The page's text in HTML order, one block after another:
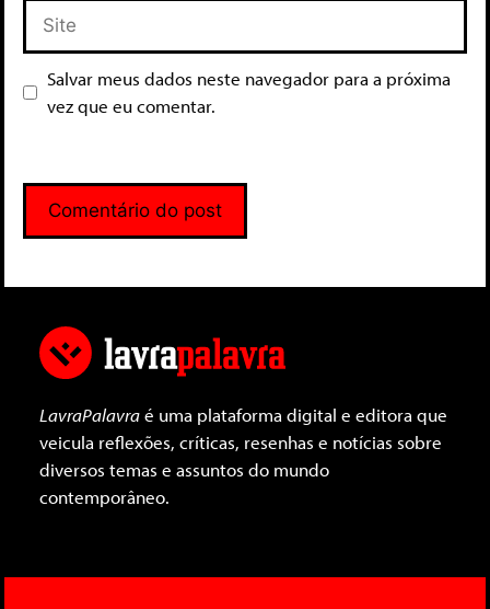
Salvar meus dados neste navegador para a próxima
vez que eu comentar.
LavraPalavraé uma plataforma digital e editora que
veicula reflexões, críticas, resenhas e notícias sobre
diversos temas e assuntos do mundo
contemporâneo.